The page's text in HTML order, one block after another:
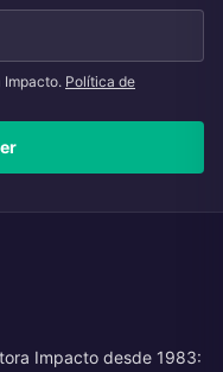
Impacto. Política de
Impacto desde 1983: